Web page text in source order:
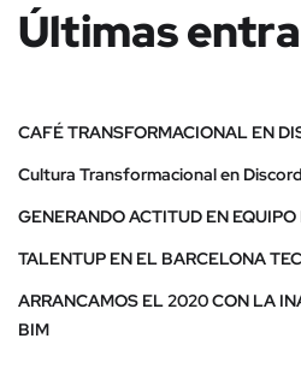
Últimas
CAFÉ TRANSFORMACIONAL EN
Cultura Transformacional en Discord
GENERANDO ACTITUD EN
TALENTUP EN EL BARCELONA
ARRANCAMOS EL 2020 CON LA
BIM